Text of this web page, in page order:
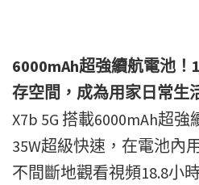
6000mAh超強續航電池！
存空間，成為用家日常生
X7b 5G 搭載6000mAh超
35W超級快速，在電池內
不間斷地觀看視頻18.8小